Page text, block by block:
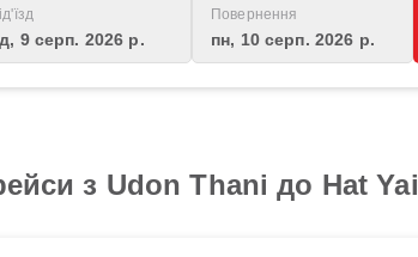
9 серп. 2026 р.
Повернення
пн, 10 серп. 2026 р.
з Udon Thani до Hat Yai